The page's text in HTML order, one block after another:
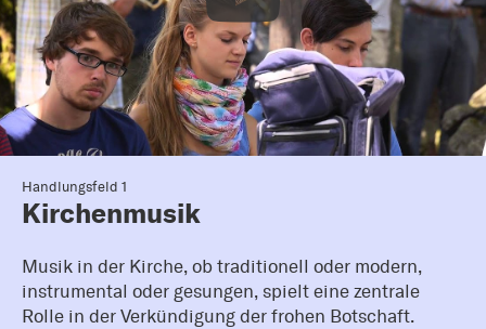
Handlungsfeld 1
Kirchenmusik
Musik in der Kirche, ob traditionell oder modern,
instrumental oder gesungen, spielt eine zentrale
Rolle in der Verkündigung der frohen Botschaft.